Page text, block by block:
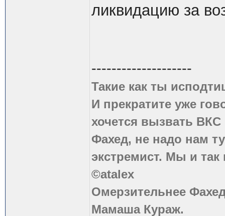
ликвидацию за
--------------------
Такие как ты
И прекратите уже
хочется вызвать
Фахед, не надо нам
экстремист. Мы и
©atalex
Омерзительнее
Мамаша Кураж.